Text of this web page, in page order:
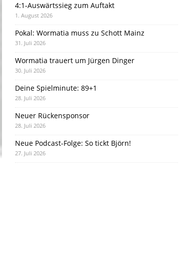
4:1-Auswärtssieg zum Auftakt
1. August 2026
Pokal: Wormatia muss zu Schott Mainz
31. Juli 2026
Wormatia trauert um Jürgen Dinger
30. Juli 2026
Deine Spielminute: 89+1
28. Juli 2026
Neuer Rückensponsor
28. Juli 2026
Neue Podcast-Folge: So tickt Björn!
27. Juli 2026